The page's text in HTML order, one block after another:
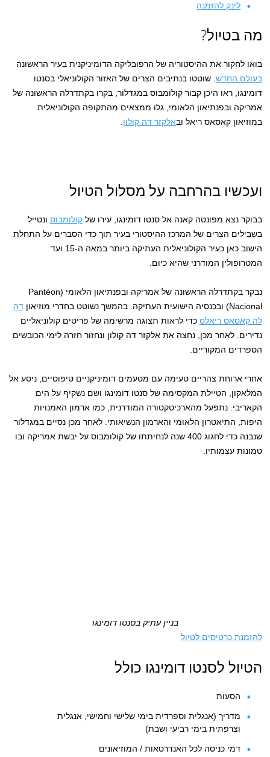
לינק להזמנה
מה בטיול?
בואו לחקור את ההיסטוריה של הרפובליקה הדומיניקנית בעיר הראשונה
בעולם החדש. שוטטו בנתיבים הצרים של האזור הקולוניאלי בסנטו
דומינגו, ראו היכן קבור קולומבוס במגדלור, בקרו בקתדרלה הראשונה של
אמריקה ובפנתיאון הלאומי, גלו ממצאים מהתקופה הקולוניאלית
במוזיאון קאסאס ריאל ובאלקזר דה קולון.
ועכשיו בהרחבה על מסלול הטיול
בבוקר נצא מפונטה קאנה אל סנטו דומינגו, עירו שלקולומבוס ונטייל
בשבילים הצרים של המרכז ההיסטורי בעיר תוך כדי הסברים על התחלת
הישוב כאן כעיר הקולוניאלית העתיקה ביותר במאה ה-15 ועד
המטרופולין המודרני שהיא כיום.
נבקר בקתדרלה הראשונה של אמריקה ובפנתיאון הלאומי (Pantéon
Nacional) ובכנסיה הישועית העתיקה. בהמשך נשוטט בחדרי מוזיאון
דה
לה קאסאס ריאלס כדי לראות תצוגה מרשימה של פריטים קולוניאליים
נדירים. לאחר מכן, נחצה את אלקזר דה קולון ונחזור חזרה לימי הכובשים
הספרדים המקוריים.
אחרי ארוחת צהריים טעימה עם מטעמים דומיניקניים טיפוסיים, ניסע אל
המלאקון, הטיילת המקסימה של סנטו דומינגו ושם נשקיף על הים
הקאריבי. נתפעל מהארכיטקטורה המודרנית, כמו ארמון האמנויות
היפות, התיאטרון הלאומי והארמון הנשיאותי. לאחר מכן נסיים במגדלור
שנבנה כדי לחגוג 400 שנה לנחיתתו של קולומבוס על יבשת אמריקה ובו
טמונות עצמותיו.
בניין עתיק בסנטו דומינגו
להזמנת כרטיסים לטיול
הטיול לסנטו דומינגו כולל
הסעות
מדריך (אנגלית וספרדית בימי שלישי וחמישי, אנגלית
וצרפתית בימי רביעי ושבת)
דמי כניסה לכל האנדרטאות / המוזיאונים